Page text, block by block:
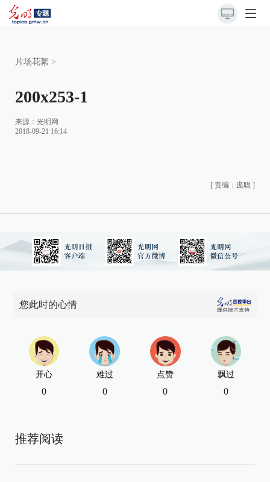
片场花絮 >
200x253-1
来源： 光明网
2018-09-21 16:14
[ 责编：庞聪 ]
您此时的心情
开心
0
难过
0
点赞
0
飘过
0
推荐阅读